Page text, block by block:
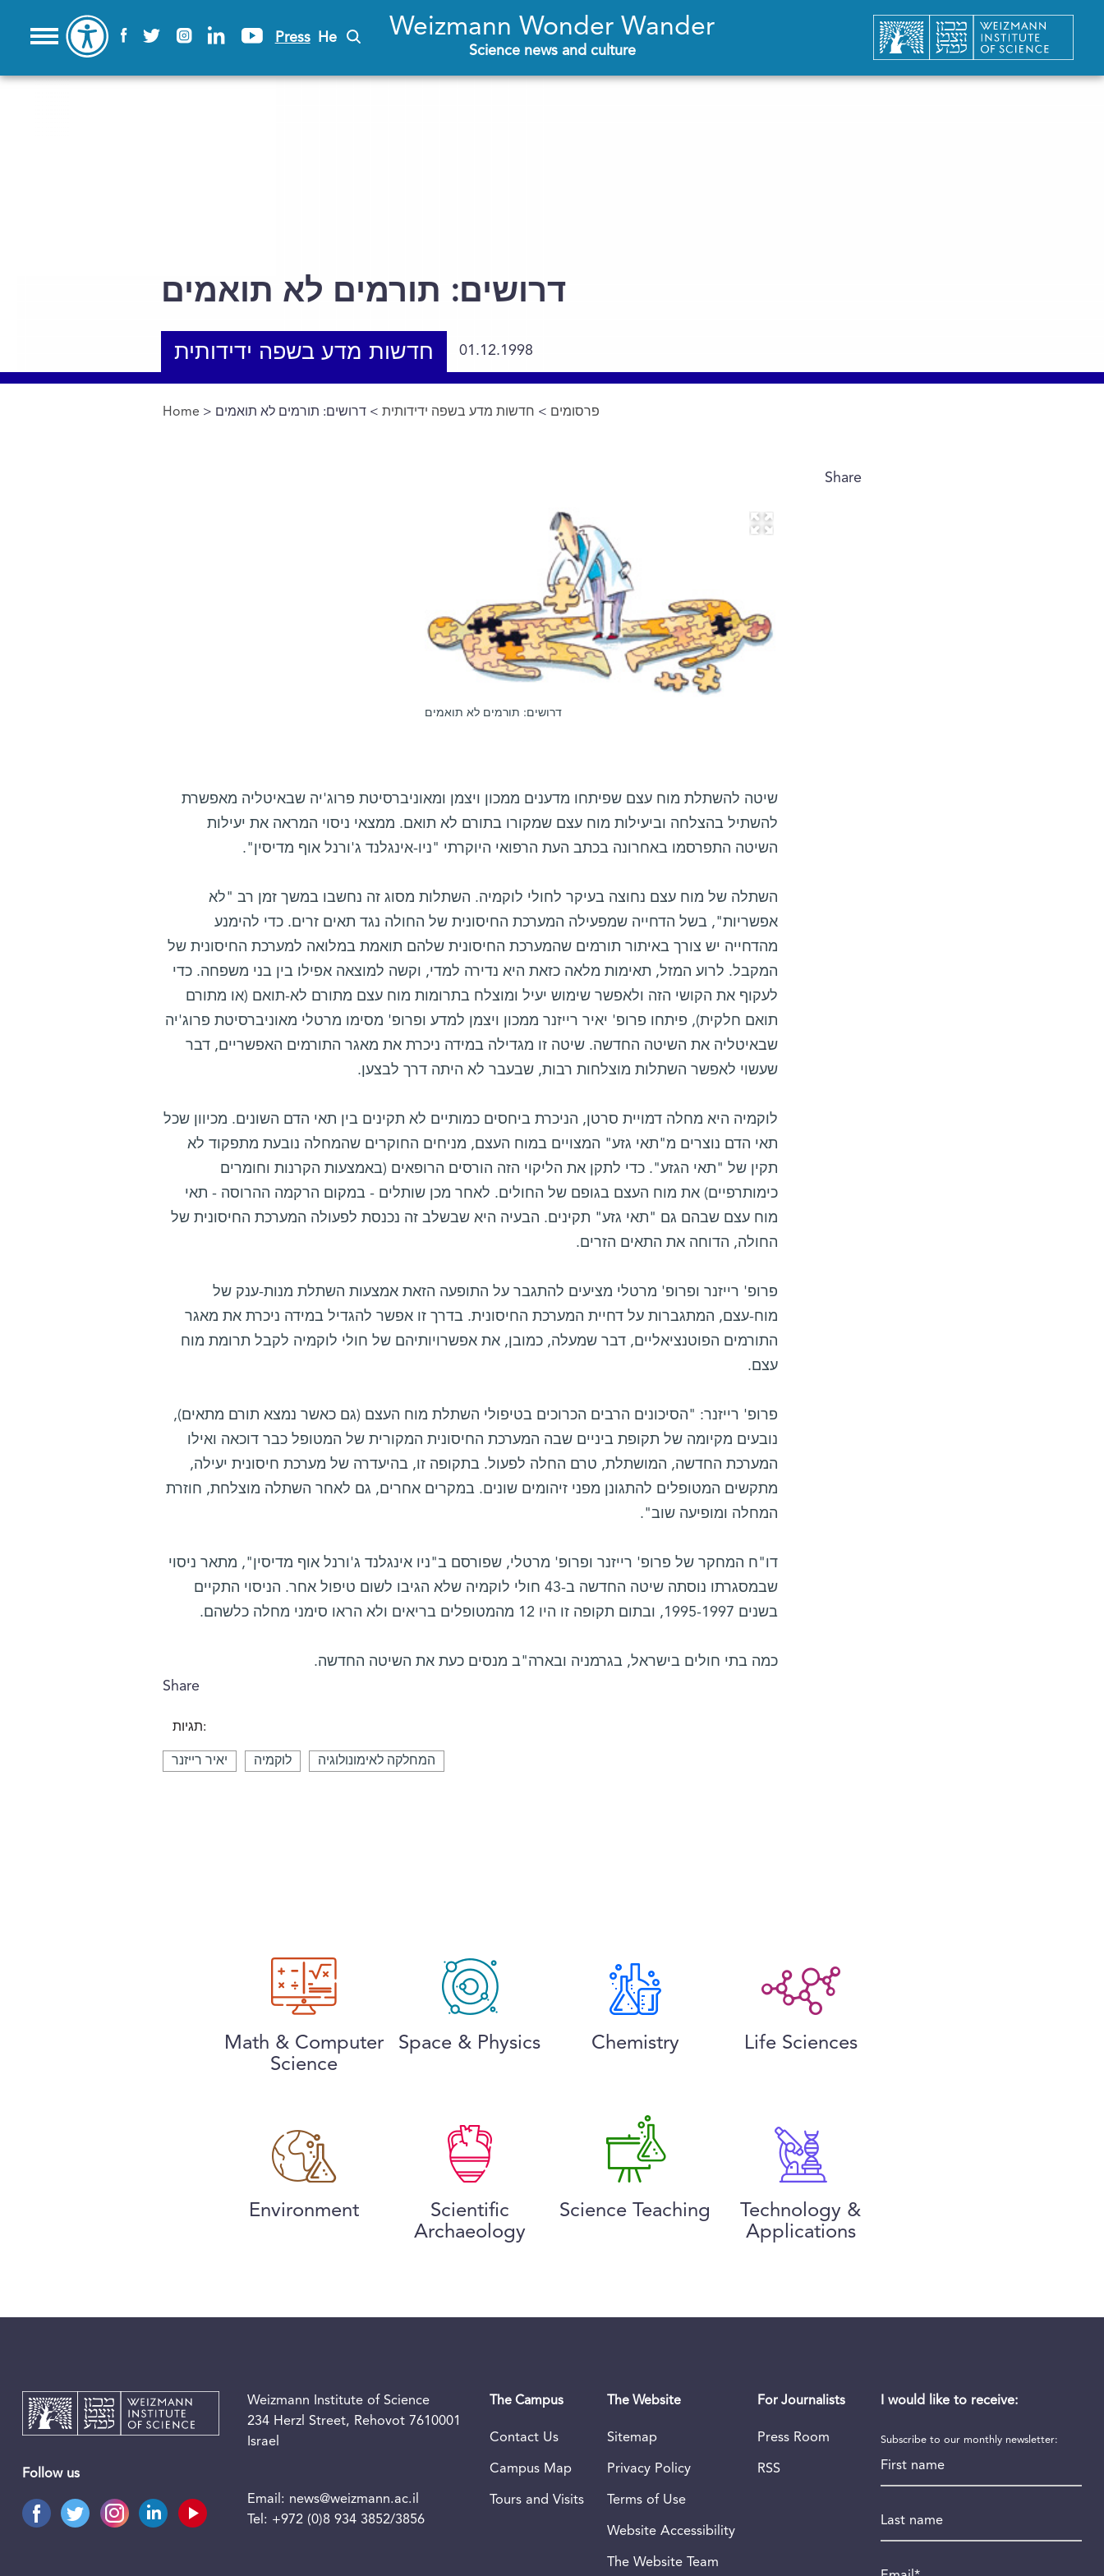
Press He Weizmann Wonder Wander
Science news and culture
דרושים: תורמים לא תואמים
חדשות מדע בשפה ידידותית 01.12.1998
You are here
Home > פרסומים > חדשות מדע בשפה ידידותית> דרושים: תורמים לא תואמים
Share
דרושים: תורמים לא תואמים
שיטה להשתלת מוח עצם שפיתחו מדענים ממכון ויצמן ומאוניברסיטת פרוג'יה שבאיטליה מאפשרת
להשתיל בהצלחה וביעילות מוח עצם שמקורו בתורם לא תואם. ממצאי ניסוי המראה את יעילות
השיטה התפרסמו באחרונה בכתב העת הרפואי היוקרתי "ניו-אינגלנד ג'ורנל אוף מדיסין".
השתלה של מוח עצם נחוצה בעיקר לחולי לוקמיה. השתלות מסוג זה נחשבו במשך זמן רב "לא
אפשריות", בשל הדחייה שמפעילה המערכת החיסונית של החולה נגד תאים זרים. כדי להימנע
מהדחייה יש צורך באיתור תורמים שהמערכת החיסונית שלהם תואמת במלואה למערכת החיסונית של
המקבל. לרוע המזל, תאימות מלאה כזאת היא נדירה למדי, וקשה למוצאה אפילו בין בני משפחה. כדי
לעקוף את הקושי הזה ולאפשר שימוש יעיל ומוצלח בתרומות מוח עצם מתורם לא-תואם (או מתורם
תואם חלקית), פיתחו פרופ' יאיר רייזנר ממכון ויצמן למדע ופרופ' מסימו מרטלי מאוניברסיטת פרוג'יה
שבאיטליה את השיטה החדשה. שיטה זו מגדילה במידה ניכרת את מאגר התורמים האפשריים, דבר
שעשוי לאפשר השתלות מוצלחות רבות, שבעבר לא היתה דרך לבצען.
לוקמיה היא מחלה דמויית סרטן, הניכרת ביחסים כמותיים לא תקינים בין תאי הדם השונים. מכיוון שכל
תאי הדם נוצרים מ"תאי גזע" המצויים במוח העצם, מניחים החוקרים שהמחלה נובעת מתפקוד לא
תקין של "תאי הגזע". כדי לתקן את הליקוי הזה הורסים הרופאים (באמצעות הקרנות וחומרים
כימותרפיים) את מוח העצם בגופם של החולים. לאחר מכן שותלים - במקום הרקמה ההרוסה - תאי
מוח עצם שבהם גם "תאי גזע" תקינים. הבעיה היא שבשלב זה נכנסת לפעולה המערכת החיסונית של
החולה, הדוחה את התאים הזרים.
פרופ' רייזנר ופרופ' מרטלי מציעים להתגבר על התופעה הזאת אמצעות השתלת מנות-ענק של
מוח-עצם, המתגברות על דחיית המערכת החיסונית. בדרך זו אפשר להגדיל במידה ניכרת את מאגר
התורמים הפוטנציאליים, דבר שמעלה, כמובן, את אפשרויותיהם של חולי לוקמיה לקבל תרומת מוח
עצם.
פרופ' רייזנר: "הסיכונים הרבים הכרוכים בטיפולי השתלת מוח העצם (גם כאשר נמצא תורם מתאים),
נובעים מקיומה של תקופת ביניים שבה המערכת החיסונית המקורית של המטופל כבר דוכאה ואילו
המערכת החדשה, המושתלת, טרם החלה לפעול. בתקופה זו, בהיעדרה של מערכת חיסונית יעילה,
מתקשים המטופלים להתגונן מפני זיהומים שונים. במקרים אחרים, גם לאחר השתלה מוצלחת, חוזרת
המחלה ומופיעה שוב".
דו"ח המחקר של פרופ' רייזנר ופרופ' מרטלי, שפורסם ב"ניו אינגלנד ג'ורנל אוף מדיסין", מתאר ניסוי
שבמסגרתו נוסתה שיטה החדשה ב-43 חולי לוקמיה שלא הגיבו לשום טיפול אחר. הניסוי התקיים
בשנים 1995-1997, ובתום תקופה זו היו 12 מהמטופלים בריאים ולא הראו סימני מחלה כלשהם.
כמה בתי חולים בישראל, בגרמניה ובארה"ב מנסים כעת את השיטה החדשה.
Share
תגיות:
יאיר רייזנר לוקמיה המחלקה לאימונולוגיה
Math & Computer
Science
Space & Physics Chemistry Life Sciences
Environment
Scientific
Archaeology
Science Teaching
Technology &
Applications
Follow us
Weizmann Institute of Science
234 Herzl Street, Rehovot 7610001
Israel
Email: news@weizmann.ac.il
Tel: +972 (0)8 934 3852/3856
The Campus
Contact Us
Campus Map
Tours and Visits
The Website
Sitemap
Privacy Policy
Terms of Use
Website Accessibility
The Website Team
For Journalists
Press Room
RSS
I would like to receive:
Subscribe to our monthly newsletter: